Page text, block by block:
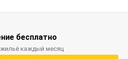
бесплатно
жильё каждый месяц